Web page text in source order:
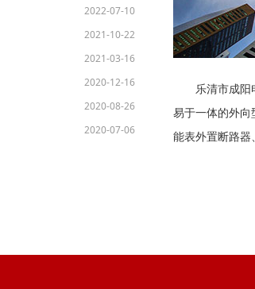
2022-07-10
2021-10-22
2021-03-16
2020-12-16
2020-08-26
2020-07-06
乐清市成
易于一体的外
能表外置断路器